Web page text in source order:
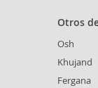
Otros
Osh
Khujand
Fergana